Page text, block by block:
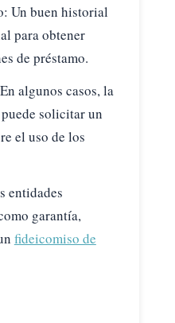
Un buen historial
para obtener
de préstamo.
algunos casos, la
solicitar un
el uso de los
entidades
garantía,
fideicomiso de